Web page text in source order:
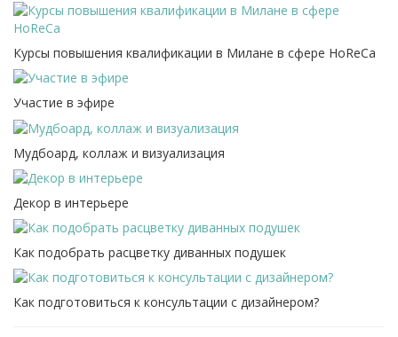
Курсы повышения квалификации в Милане в сфере HoReCa
Участие в эфире
Мудбоард, коллаж и визуализация
Декор в интерьере
Как подобрать расцветку диванных подушек
Как подготовиться к консультации с дизайнером?